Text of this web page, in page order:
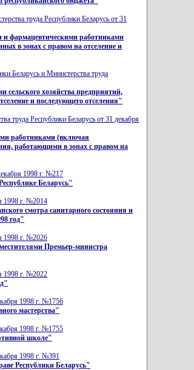
труда Республики Беларусь от 31
фармацевтическими работниками
в зонах с правом на отселение и
Беларусь и Министерства труда
хозяйства предприятий,
и последующего отселения"
труда Республики Беларусь от 31 декабря
работниками (включая
работающими в зонах с правом на
1998 г. №217
Беларусь"
1998 г. №2014
смотра санитарного состояния и
год"
1998 г. №2026
Премьер-министра
1998 г. №2022
1998 г. №1756
мастерства"
1998 г. №1755
школе"
1998 г. №391
Республики Беларусь"